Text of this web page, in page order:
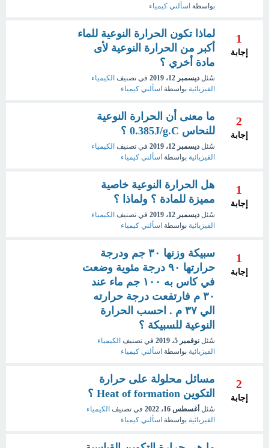
بواسطة اسألني كيمياء
1
إجابة
لماذا تكون الحرارة النوعية للماء
أكبر من الحرارة النوعية لأى
مادة أخري ؟
سُئل ديسمبر 12، 2019 في تصنيف الكيمياء
الفيزيائية بواسطة اسألني كيمياء
2
إجابة
ما معنى أن الحرارة النوعية
للنحاس 0.385J/g.C ؟
سُئل ديسمبر 12، 2019 في تصنيف الكيمياء
الفيزيائية بواسطة اسألني كيمياء
1
إجابة
هل الحرارة النوعية خاصية
مميزة للمادة ؟ ولماذا ؟
سُئل ديسمبر 12، 2019 في تصنيف الكيمياء
الفيزيائية بواسطة اسألني كيمياء
1
إجابة
سبيكة وزنها ٣٠ جم ودرجة
حرارتها ٩٠ درجة مئوية وضعت
في كاس به ١٠٠ جم ماء عند
٣٠ م فارتفعت درجة حرارته
الي ٣٧ م . احسب الحرارة
النوعية للسبيكة ؟
سُئل نوفمبر 5، 2019 في تصنيف الكيمياء
الفيزيائية بواسطة اسألني كيمياء
2
إجابة
مسائل محلولة على حرارة
التكوين Heat of formation ؟
سُئل أغسطس 16، 2022 في تصنيف الكيمياء
الفيزيائية بواسطة اسألني كيمياء